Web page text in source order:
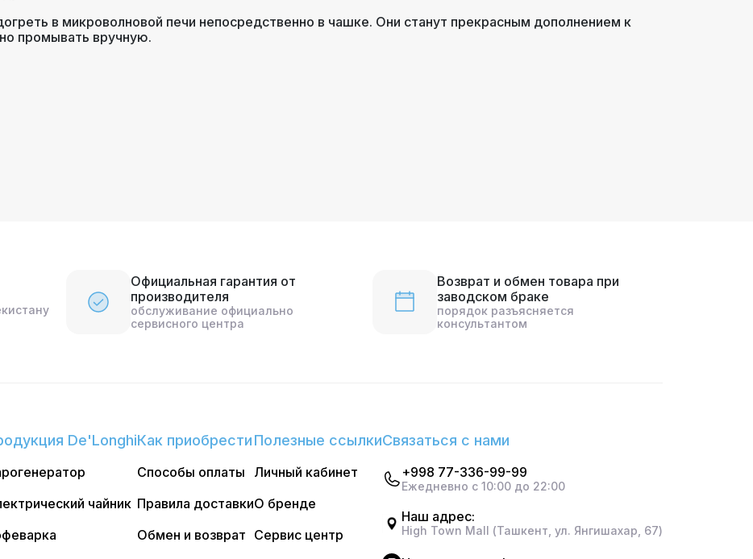
в микроволновой печи непосредственно в чашке. Они станут прекрасным дополнением к
промывать вручную.
Официальная гарантия от
производителя
обслуживание официально
сервисного центра
Возврат и обмен товара при
заводском браке
порядок разъясняется
консультантом
De'Longhi
чайник
Как приобрести
Способы оплаты
Правила доставки
Обмен и возврат
Полезные ссылки
Личный кабинет
О бренде
Сервис центр
Связаться с нами
+998 77-336-99-99
Ежедневно с 10:00 до 22:00
Наш адрес:
High Town Mall (Ташкент, ул. Янгишахар, 67)